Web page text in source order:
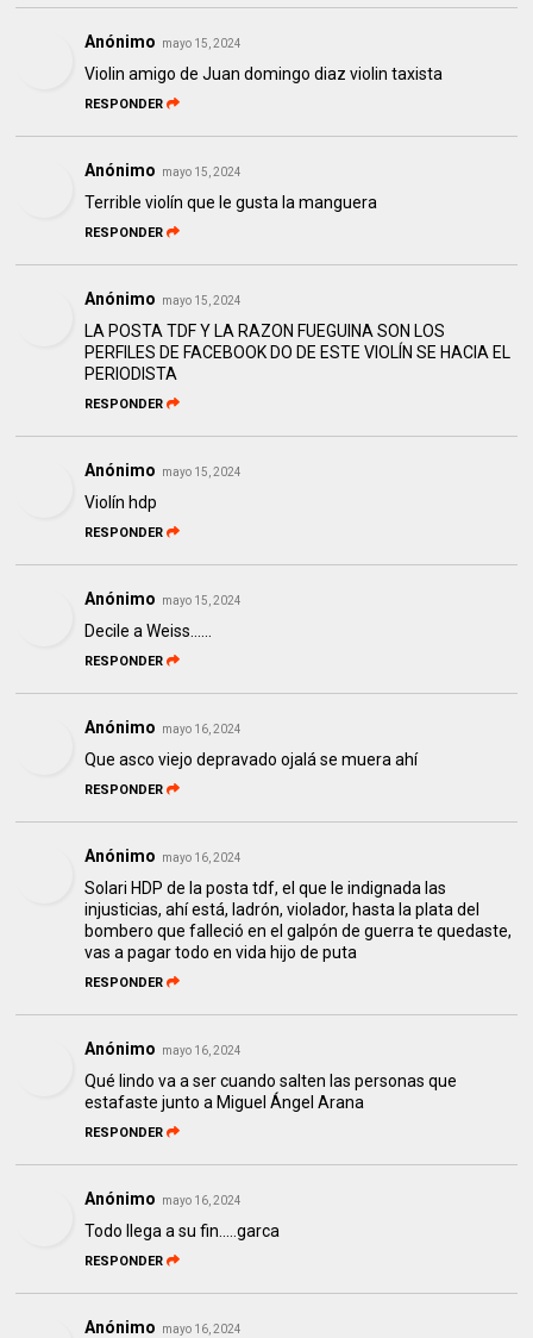
Anónimo mayo 15, 2024
Violin amigo de Juan domingo diaz violin taxista
RESPONDER
Anónimo mayo 15, 2024
Terrible violín que le gusta la manguera
RESPONDER
Anónimo mayo 15, 2024
LA POSTA TDF Y LA RAZON FUEGUINA SON LOS
PERFILES DE FACEBOOK DO DE ESTE VIOLÍN SE HACIA EL
PERIODISTA
RESPONDER
Anónimo mayo 15, 2024
Violín hdp
RESPONDER
Anónimo mayo 15, 2024
Decile a Weiss......
RESPONDER
Anónimo mayo 16, 2024
Que asco viejo depravado ojalá se muera ahí
RESPONDER
Anónimo mayo 16, 2024
Solari HDP de la posta tdf, el que le indignada las
injusticias, ahí está, ladrón, violador, hasta la plata del
bombero que falleció en el galpón de guerra te quedaste,
vas a pagar todo en vida hijo de puta
RESPONDER
Anónimo mayo 16, 2024
Qué lindo va a ser cuando salten las personas que
estafaste junto a Miguel Ángel Arana
RESPONDER
Anónimo mayo 16, 2024
Todo llega a su fin.....garca
RESPONDER
Anónimo mayo 16, 2024